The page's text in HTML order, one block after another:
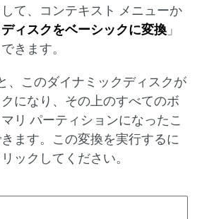
て、コンテキスト メニューか
ィスクをベーシックに変換 」
きます。
、このダイナミックディスクが
になり、その上のすべてのボ
リ パーティションになったこ
ます。この変換を実行するに
ックしてください。